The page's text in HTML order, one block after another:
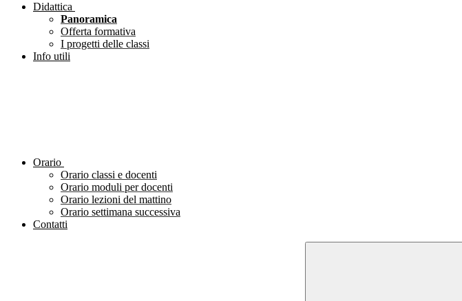
Didattica
Panoramica
Offerta formativa
I progetti delle classi
Info utili
Orario
Orario classi e docenti
Orario moduli per docenti
Orario lezioni del mattino
Orario settimana successiva
Contatti